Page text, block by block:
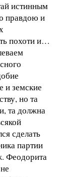
истинным
правдою и
похоти и…
и земские
но та
та должна
сделать
партии
Феодорита